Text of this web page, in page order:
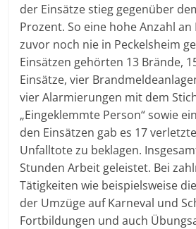
der Einsätze stieg gegenüber
Prozent. So eine hohe Anzahl
zuvor noch nie in Peckelsheim
Einsätzen gehörten 13 Brände,
Einsätze, vier
vier Alarmierungen mit dem
„Eingeklemmte Person“ sowie
den Einsätzen gab es 17
Unfalltote zu beklagen.
Stunden Arbeit geleistet. Bei
Tätigkeiten wie beispielsweise
der Umzüge auf Karneval und
Fortbildungen und auch